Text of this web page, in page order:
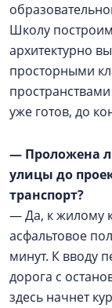
Школу
архитектурно
просторными
уже готов, до
— Проложена
улицы до
транспорт?
— Да, к жилому
асфальтовое
минут. К вводу
дорога с
здесь начнет